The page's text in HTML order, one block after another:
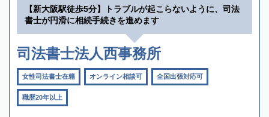
【新大阪駅徒歩5分】トラブルが起こらないように、司法
書士が円滑に相続手続きを進めます
司法書士法人西事務所
女性司法書士在籍 オンライン相談可 全国出張対応可
職歴20年以上